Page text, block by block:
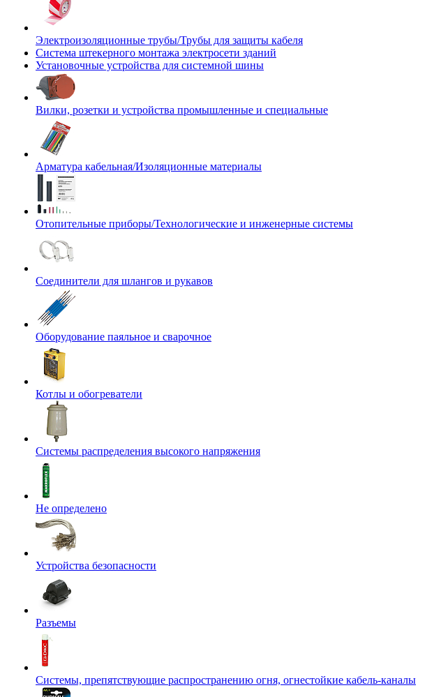
Электроизоляционные трубы/Трубы для защиты кабеля
Система штекерного монтажа электросети зданий
Установочные устройства для системной шины
Вилки, розетки и устройства промышленные и специальные
Арматура кабельная/Изоляционные материалы
Отопительные приборы/Технологические и инженерные системы
Соединители для шлангов и рукавов
Оборудование паяльное и сварочное
Котлы и обогреватели
Системы распределения высокого напряжения
Не определено
Устройства безопасности
Разъемы
Системы, препятствующие распространению огня, огнестойкие кабель-каналы